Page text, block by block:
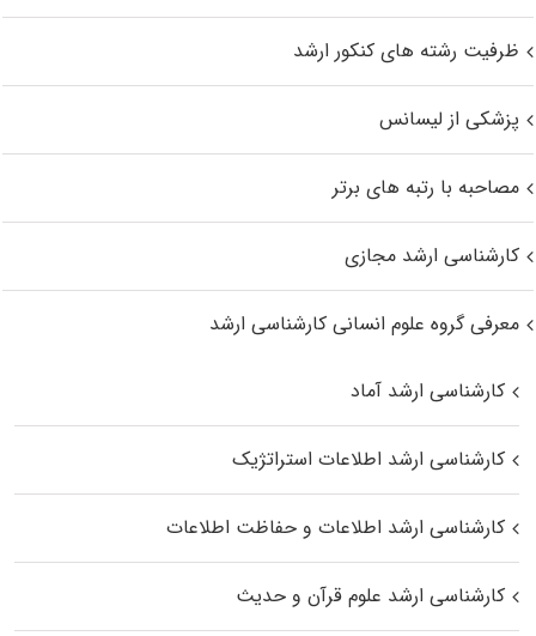
ظرفیت رشته های کنکور ارشد
پزشکی از لیسانس
مصاحبه با رتبه های برتر
کارشناسی ارشد مجازی
معرفی گروه علوم انسانی کارشناسی ارشد
کارشناسی ارشد آماد
کارشناسی ارشد اطلاعات استراتژیک
کارشناسی ارشد اطلاعات و حفاظت اطلاعات
کارشناسی ارشد علوم قرآن و حدیث